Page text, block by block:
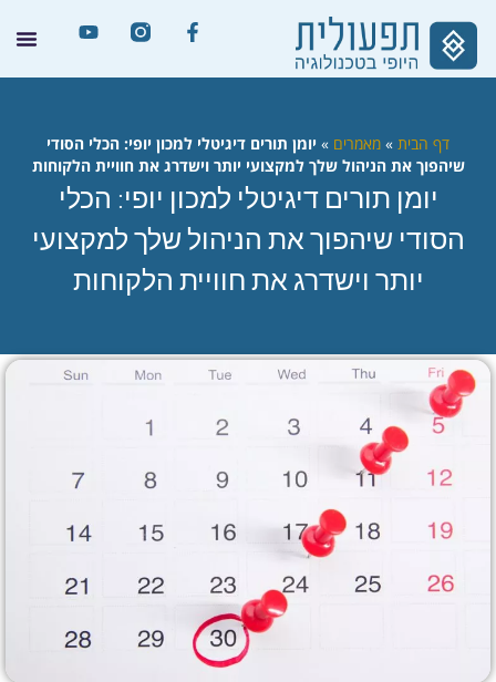
דף הבית » מאמרים » יומן תורים דיגיטלי למכון יופי: הכלי הסודי
שיהפוך את הניהול שלך למקצועי יותר וישדרג את חוויית הלקוחות
יומן תורים דיגיטלי למכון יופי: הכלי
הסודי שיהפוך את הניהול שלך למקצועי
יותר וישדרג את חוויית הלקוחות